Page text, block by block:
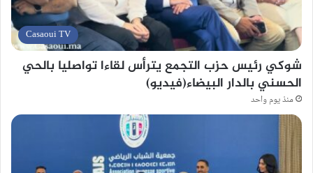
Casaoui TV
شوكي رئيس حزب التجمع يترأس لقاءا تواصليا بالحي
الحسني بالدار البيضاء(فيديو)
منذ يوم واحد